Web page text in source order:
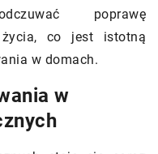
poprawę
co jest istotną
w domach.
w